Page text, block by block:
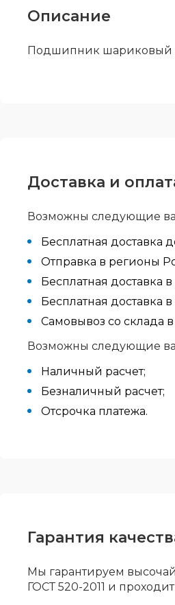
Описание
Подшипник шариковый
Доставка и
Возможны следующие
Бесплатная доставка
Отправка в регионы
Бесплатная доставка
Бесплатная доставка
Самовывоз со склада
Возможны следующие
Наличный расчет;
Безналичный расчет;
Отсрочка платежа.
Гарантия
Мы гарантируем
ГОСТ 520-2011 и